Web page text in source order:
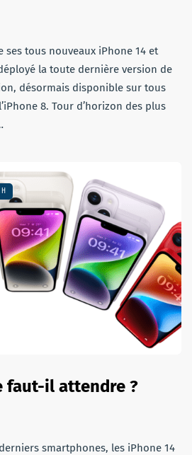
ses tous nouveaux iPhone 14 et
la toute dernière version de
désormais disponible sur tous
8. Tour d’horizon des plus
faut-il attendre ?
smartphones, les iPhone 14